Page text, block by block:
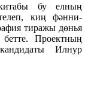
бу елның
киң фәнни-
тиражы дөнья
Проектның
Илнур